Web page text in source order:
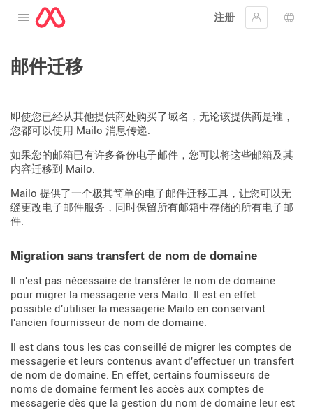
打开菜单
注册
登入 语言
邮件迁移
即使您已经从其他提供商处购买了域名，无论该提供商是谁，
您都可以使用 Mailo 消息传递.
如果您的邮箱已有许多备份电子邮件，您可以将这些邮箱及其
内容迁移到 Mailo.
Mailo 提供了一个极其简单的电子邮件迁移工具，让您可以无
缝更改电子邮件服务，同时保留所有邮箱中存储的所有电子邮
件.
Migration sans transfert de nom de domaine
Il n'est pas nécessaire de transférer le nom de domaine
pour migrer la messagerie vers Mailo. Il est en effet
possible d'utiliser la messagerie Mailo en conservant
l'ancien fournisseur de nom de domaine.
Il est dans tous les cas conseillé de migrer les comptes de
messagerie et leurs contenus avant d'effectuer un transfert
de nom de domaine. En effet, certains fournisseurs de
noms de domaine ferment les accès aux comptes de
messagerie dès que la gestion du nom de domaine leur est